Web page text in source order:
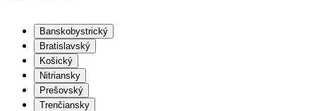
Banskobystrický
Bratislavský
Košický
Nitriansky
Prešovský
Trenčiansky